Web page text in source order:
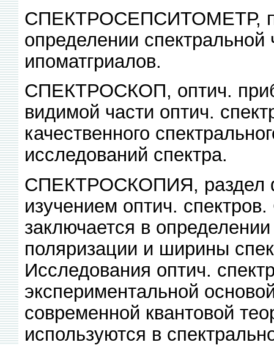
СПЕКТРОСЕПСИТОМЕТР,
определении спектральной
ипоматгриалов.
СПЕКТРОСКОП, оптич.
видимой части оптич.
качественного
исследований спектра.
СПЕКТРОСКОПИЯ, раздел
изучением оптич.
заключается в
поляризации и ширины
Исследования оптич.
экспериментальной
современной квантовой
используются в